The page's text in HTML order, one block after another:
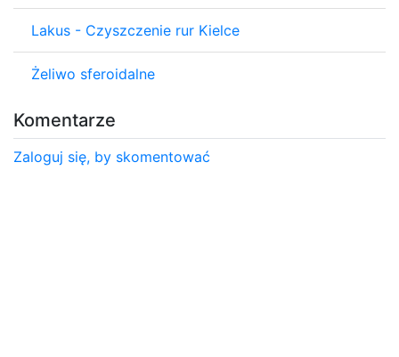
Lakus - Czyszczenie rur Kielce
Żeliwo sferoidalne
Komentarze
Zaloguj się, by skomentować